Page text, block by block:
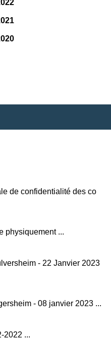
de confidentialité des co
physiquement ...
- 22 Janvier 2023
- 08 janvier 2023 ...
2022 ...